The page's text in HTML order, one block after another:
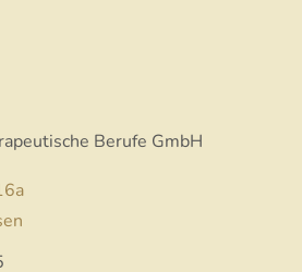
Berufe GmbH